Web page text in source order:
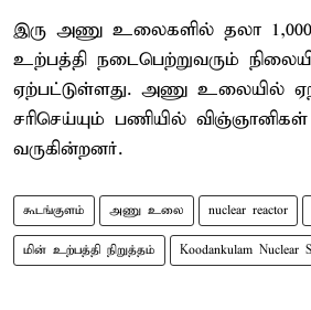
இரு அணு உலைகளில் தலா
உற்பத்தி நடைபெற்றுவரும்
ஏற்பட்டுள்ளது. அணு உலையில்
சரிசெய்யும் பணியில் விஞ்ஞானிகள்
வருகின்றனர்.
கூடங்குளம் அணு உலை nuclear reactor
மின் உற்பத்தி நிறுத்தம் Koodankulam Nuclear